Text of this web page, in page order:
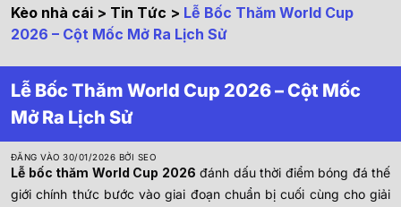
Kèo nhà cái > Tin Tức > Lễ Bốc Thăm World Cup
2026 – Cột Mốc Mở Ra Lịch Sử
Lễ Bốc Thăm World Cup 2026 – Cột Mốc
Mở Ra Lịch Sử
ĐĂNG VÀO30/01/2026 BỞI SEO
Lễ bốc thăm World Cup 2026 đánh dấu thời điểm bóng đá thế
giới chính thức bước vào giai đoạn chuẩn bị cuối cùng cho giải